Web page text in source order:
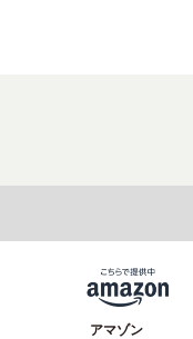
アマゾン